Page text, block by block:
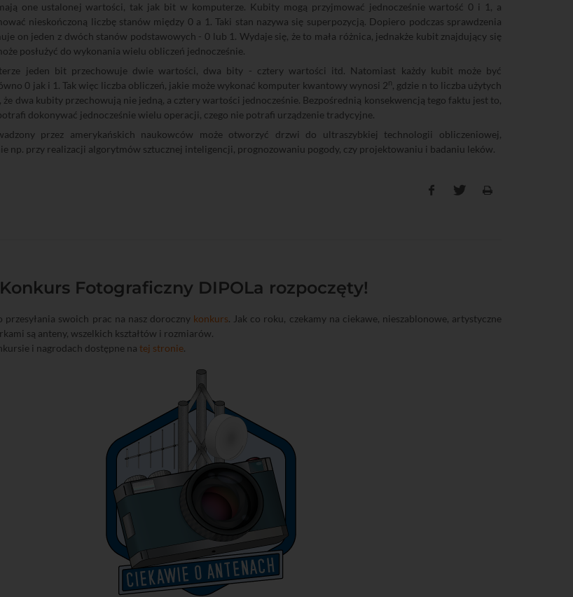
one ustalonej wartości, tak jak bit w komputerze. Kubity mogą przyjmować jednocześnie wartość 0 i 1, a
nieskończoną liczbę stanów między 0 a 1. Taki stan nazywa się superpozycją. Dopiero podczas sprawdzenia
on jeden z dwóch stanów podstawowych - 0 lub 1. Wydaje się, że to mała różnica, jednakże kubit znajdujący się
posłużyć do wykonania wielu obliczeń jednocześnie.
jeden bit przechowuje dwie wartości, dwa bity - cztery wartości itd. Natomiast każdy kubit może być
0 jak i 1. Tak więc liczba obliczeń, jakie może wykonać komputer kwantowy wynosi 2n, gdzie n to liczba użytych
dwa kubity przechowują nie jedną, a cztery wartości jednocześnie. Bezpośrednią konsekwencją tego faktu jest to,
dokonywać jednocześnie wielu operacji, czego nie potrafi urządzenie tradycyjne.
przez amerykańskich naukowców może otworzyć drzwi do ultraszybkiej technologii obliczeniowej,
np. przy realizacji algorytmów sztucznej inteligencji, prognozowaniu pogody, czy projektowaniu i badaniu leków.
Fotograficzny DIPOLa rozpoczęty!
przesyłania swoich prac na nasz doroczny konkurs. Jak co roku, czekamy na ciekawe, nieszablonowe, artystyczne
są anteny, wszelkich kształtów i rozmiarów.
i nagrodach dostępne na tej stronie.